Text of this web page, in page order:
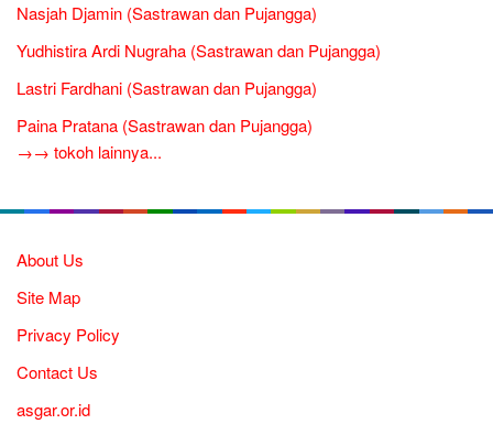
Nasjah Djamin (Sastrawan dan Pujangga)
Yudhistira Ardi Nugraha (Sastrawan dan Pujangga)
Lastri Fardhani (Sastrawan dan Pujangga)
Paina Pratana (Sastrawan dan Pujangga)
→→ tokoh lainnya...
About Us
Site Map
Privacy Policy
Contact Us
asgar.or.id